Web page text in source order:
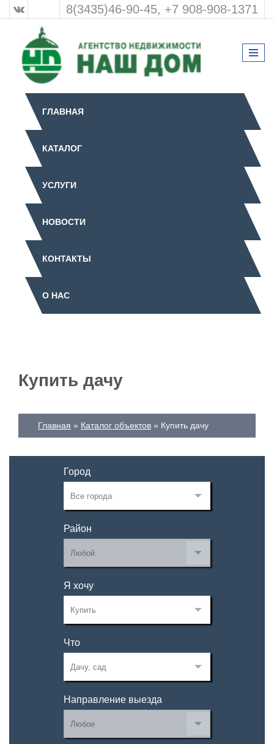
8(3435)46-90-45, +7 908-908-1371
ГЛАВНАЯ
КАТАЛОГ
УСЛУГИ
НОВОСТИ
КОНТАКТЫ
О НАС
Купить дачу
Главная Каталог объектов Купить дачу
Город
Район
Я хочу
Что
Направление выезда